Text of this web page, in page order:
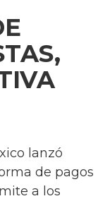
lanzó
de pagos
a los